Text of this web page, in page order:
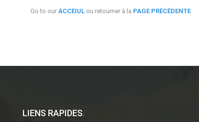
Go to our ACCEIUL ou retourner à la PAGE PRÉCÉDENTE
LIENS RAPIDES.